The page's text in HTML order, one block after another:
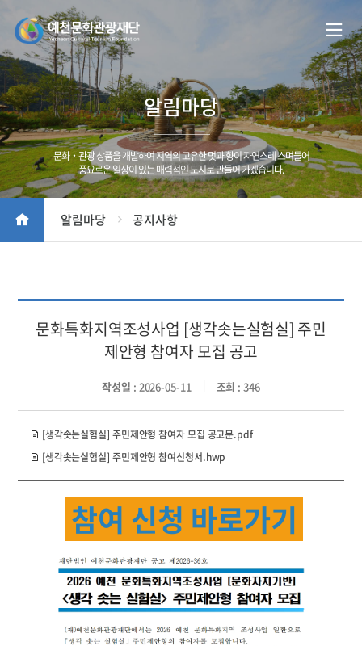
알림마당
문화‧관광 상품을 개발하여 지역의 고유한 멋과 향이 자연스레 스며들어
풍요로운 일상이 있는 매력적인 도시로 만들어 가겠습니다.
알림마당 공지사항
문화특화지역조성사업 [생각솟는실험실] 주민
제안형 참여자 모집 공고
작성일 : 2026-05-11 조회 : 346
[생각솟는실험실] 주민제안형 참여자 모집 공고문.pdf
[생각솟는실험실] 주민제안형 참여신청서.hwp
참여 신청 바로가기